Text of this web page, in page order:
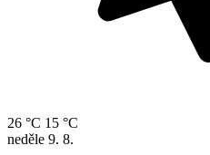
26 °C 15 °C
neděle 9. 8.